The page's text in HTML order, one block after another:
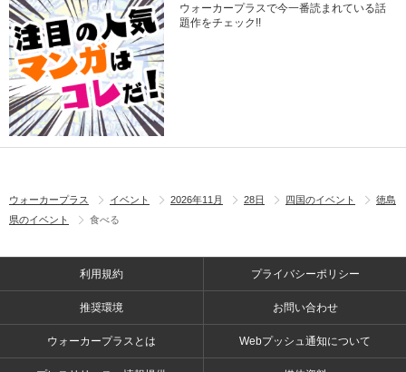
ウォーカープラスで今一番読まれている話
題作をチェック!!
ウォーカープラス イベント 2026年11月 28日 四国のイベント
徳島
県のイベント
食べる
利用規約 プライバシーポリシー
推奨環境 お問い合わせ
ウォーカープラスとは Webプッシュ通知について